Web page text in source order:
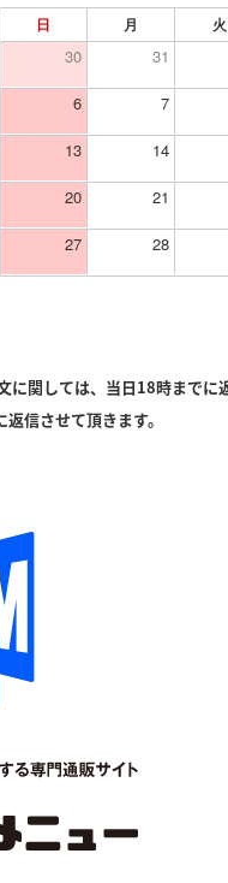
日 月 火
30 31
6 7
13 14
20 21
27 28
関しては、当日18時までに
信させて頂きます。